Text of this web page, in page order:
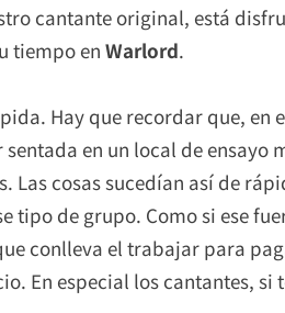
cantante original, está
tiempo en Warlord.
Hay que recordar que, en
en un local de
cosas sucedían así de
tipo de grupo. Como si ese
conlleva el trabajar para
En especial los cantantes, si